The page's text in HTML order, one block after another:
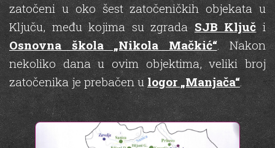
zatočeni u oko šest zatočeničkih objekata u
Ključu, među kojima su zgradaSJB Ključ i
Osnovna škola „Nikola Mačkić“. Nakon
nekoliko dana u ovim objektima, veliki broj
zatočenika je prebačen ulogor „Manjača“.